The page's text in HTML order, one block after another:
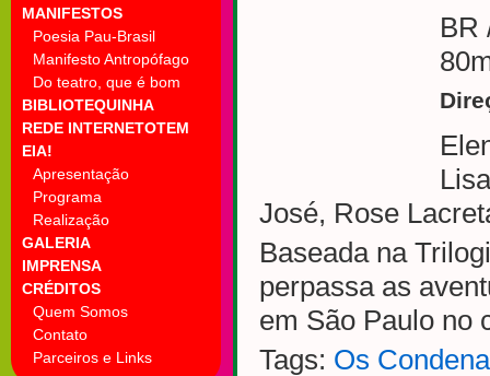
MANIFESTOS
Poesia Pau-Brasil
Manifesto Antropófago
Do teatro, que é bom
BIBLIOTEQUINHA
REDE INTERNETOTEM
EIA!
Apresentação
Programa
Realização
GALERIA
IMPRENSA
CRÉDITOS
Quem Somos
Contato
Parceiros e Links
BR
José, Rose
Baseada na
perpassa as
em São Paulo no
Tags: Os